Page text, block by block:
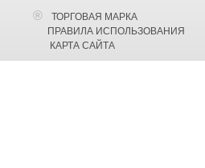
ТОРГОВАЯ МАРКА
ПРАВИЛА ИСПОЛЬЗОВАНИЯ
КАРТА САЙТА